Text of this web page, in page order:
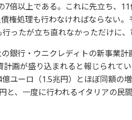
7倍以上である。これに先立ち、
債権処理も行わなければならない
ったが立ち直れなかっただけに、
銀行・ウニクレディトの新事業
画が盛り込まれると報じられて
ユーロ（1.5兆円）とほぼ同額の
と、一度に行われるイタリアの民